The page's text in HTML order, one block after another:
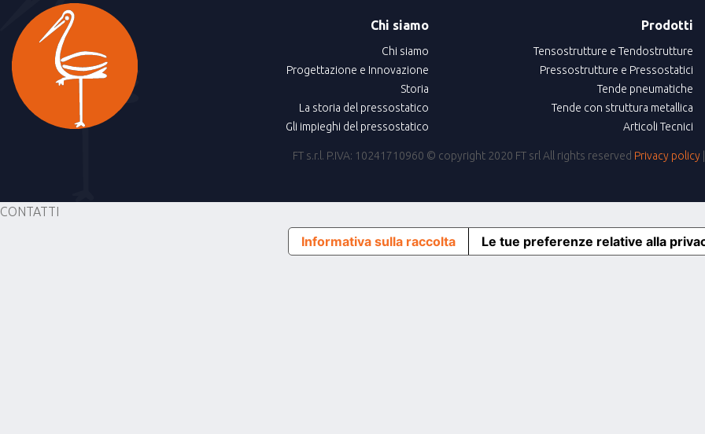
Chi siamo
Chi siamo
Progettazione e Innovazione
Storia
La storia del pressostatico
Gli impieghi del pressostatico
Prodotti
Tensostrutture e Tendostrutture
Pressostrutture e Pressostatici
Tende pneumatiche
Tende con struttura metallica
Articoli Tecnici
FT s.r.l. P.IVA: 10241710960 © copyright 2020 FT srl All rights reserved Privacy policy|
CONTATTI
Informativa sulla raccolta Le tue preferenze relative alla